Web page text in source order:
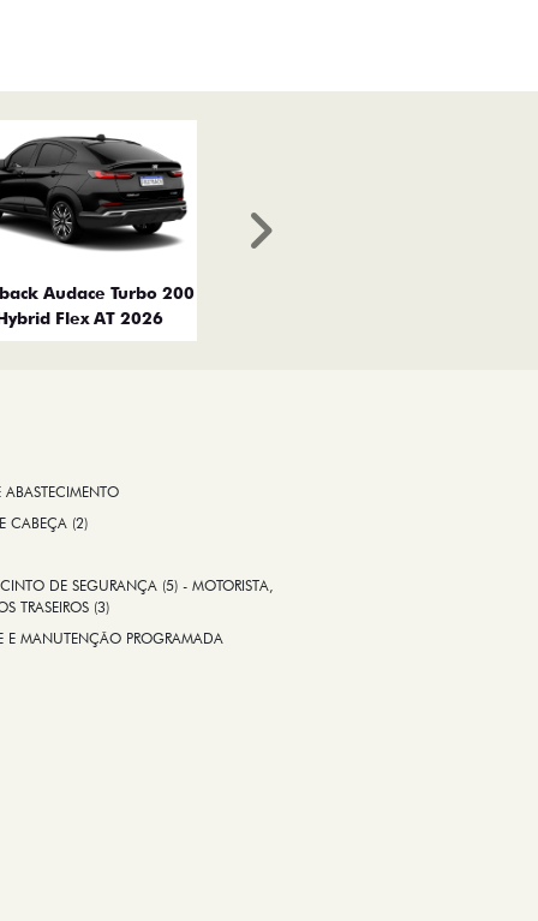
Audace Turbo 200
Flex AT 2026
Próximo
ABASTECIMENTO
CABEÇA (2)
DE SEGURANÇA (5) - MOTORISTA,
TRASEIROS (3)
E MANUTENÇÃO PROGRAMADA